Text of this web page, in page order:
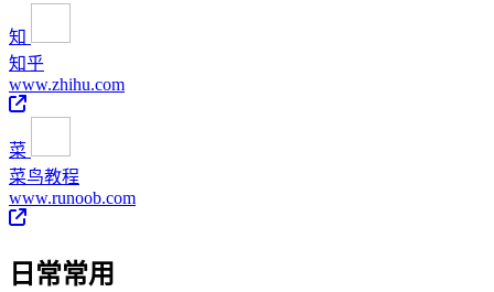
知
知乎
www.zhihu.com
菜
菜鸟教程
www.runoob.com
日常常用